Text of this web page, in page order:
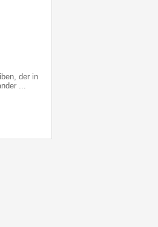
der in
...